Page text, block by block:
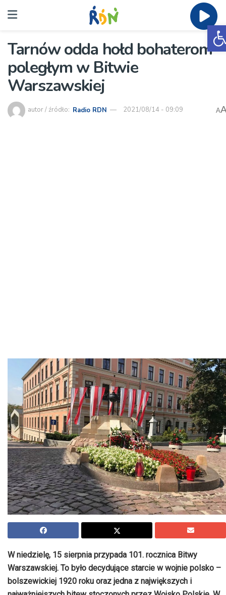
Tarnów odda hołd bohaterom
poległym w Bitwie
Warszawskiej
autor / źródło: Radio RDN 2021/08/14 - 09:09 A
W niedzielę, 15 sierpnia przypada 101. rocznica Bitwy
Warszawskiej. To było decydujące starcie w wojnie polsko –
bolszewickiej 1920 roku oraz jedna z największych i